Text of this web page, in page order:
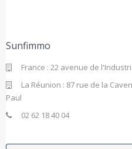
Sunfimmo
France : 22 avenue de
La Réunion : 87 rue de la
Paul
02 62 18 40 04